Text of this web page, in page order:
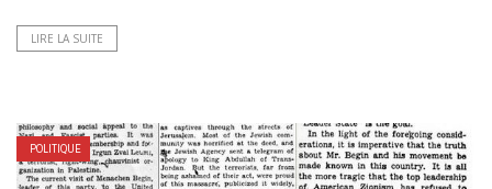
LIRE LA SUITE
POLITIQUE